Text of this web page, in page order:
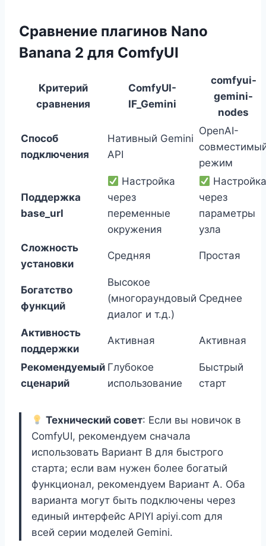
Сравнение плагинов Nano
Banana 2 для ComfyUI
Критерий
сравнения
ComfyUI-
IF_Gemini
comfyui-
gemini-
nodes
Способ
подключения
Нативный Gemini
API
OpenAI-
режим
Поддержка
base_url
Настройка
через
переменные
окружения
через
параметры
узла
Сложность
установки
Средняя Простая
Богатство
функций
Высокое
(многораундовый
диалог и т.д.)
Среднее
Активность
поддержки
Активная Активная
Рекомендуемый
сценарий
Глубокое
использование
Быстрый
старт
Технический совет: Если вы новичок в
ComfyUI, рекомендуем сначала
использовать Вариант B для быстрого
старта; если вам нужен более богатый
функционал, рекомендуем Вариант A. Оба
варианта могут быть подключены через
единый интерфейс APIYI apiyi.com для
всей серии моделей Gemini.